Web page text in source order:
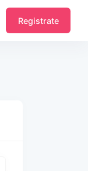
Registrate